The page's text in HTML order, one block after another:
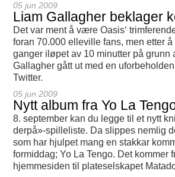
05 jun 2009
Liam Gallagher beklager
Det var ment å være Oasis‘
foran 70.000 elleville fans, men etter
ganger iløpet av 10 minutter på grunn
Gallagher gått ut med en
Twitter.
05 jun 2009
Nytt album fra Yo La
8. september kan du legge til et nytt
derpå»-spilleliste. Da slippes nemlig
som har hjulpet mang en stakkar
formiddag; Yo La Tengo. Det kommer
hjemmesiden til plateselskapet